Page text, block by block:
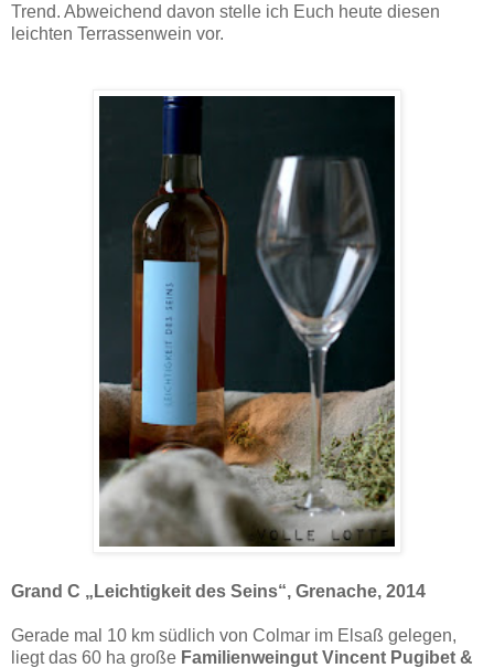
Trend. Abweichend davon stelle ich Euch heute diesen
leichten Terrassenwein vor.
Grand C „Leichtigkeit des Seins“, Grenache, 2014
Gerade mal 10 km südlich von Colmar im Elsaß gelegen,
liegt das 60 ha große Familienweingut Vincent Pugibet &